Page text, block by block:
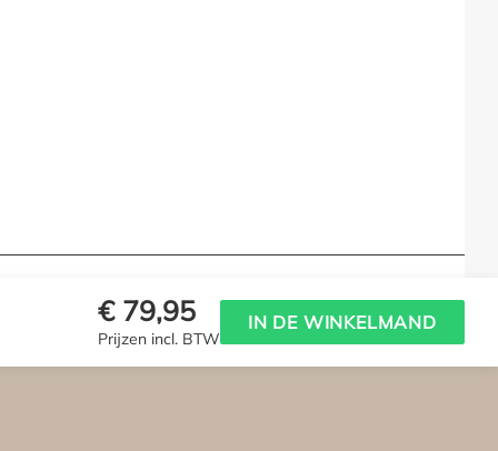
€ 79,95
Prijzen incl. BTW
IN DE WINKELMAND